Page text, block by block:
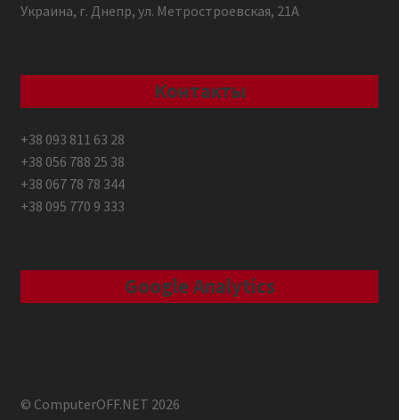
Украина, г. Днепр, ул. Метростроевская, 21А
Контакты
+38 093 811 63 28
+38 056 788 25 38
+38 067 78 78 344
+38 095 770 9 333
Google Analytics
© ComputerOFF.NET 2026